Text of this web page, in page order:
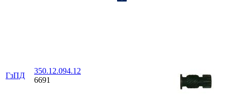
ГзПД
350.12.094.12
6691